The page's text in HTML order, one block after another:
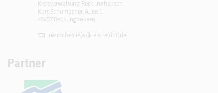
Kreisverwaltung Recklinghausen
Kurt-Schumacher-Allee 1
45657 Recklinghausen
regiochemie[at]​kreis-re(dot)de
Partner